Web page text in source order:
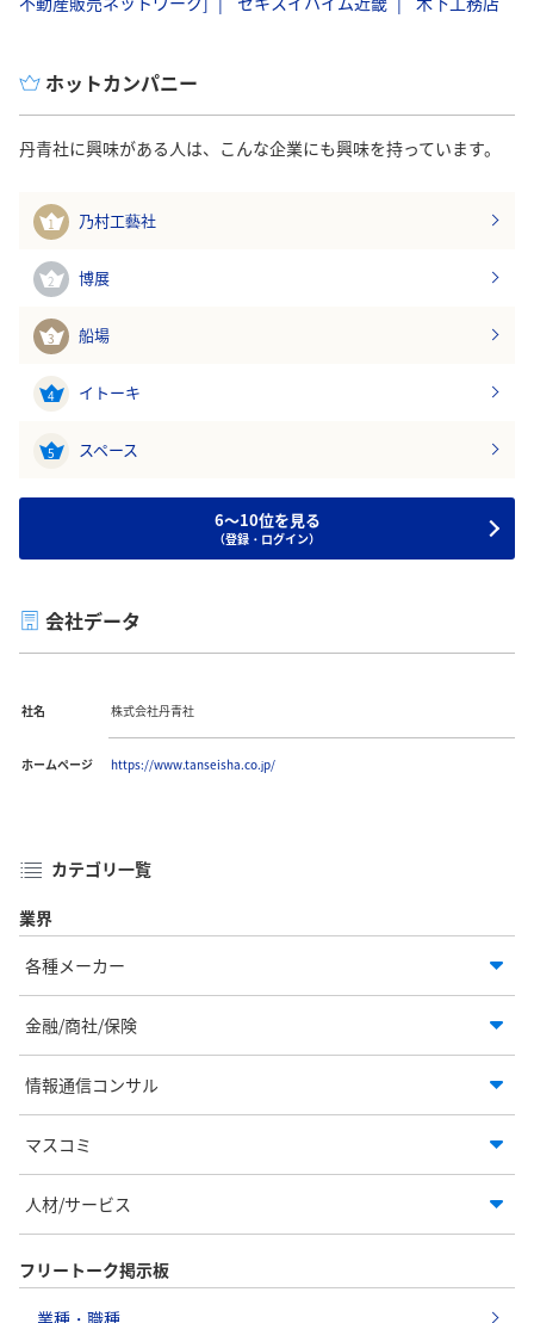
ホットカンパニー
丹青社に興味がある人は、こんな企業にも興味を持っています。
1 乃村工藝社
2 博展
3 船場
4 イトーキ
5 スペース
6～10位を見る
（登録・ログイン）
会社データ
社名 株式会社丹青社
ホームページ https://www.tanseisha.co.jp/
カテゴリ一覧
業界
各種メーカー
金融/商社/保険
情報通信コンサル
マスコミ
人材/サービス
フリートーク掲示板
業種・職種